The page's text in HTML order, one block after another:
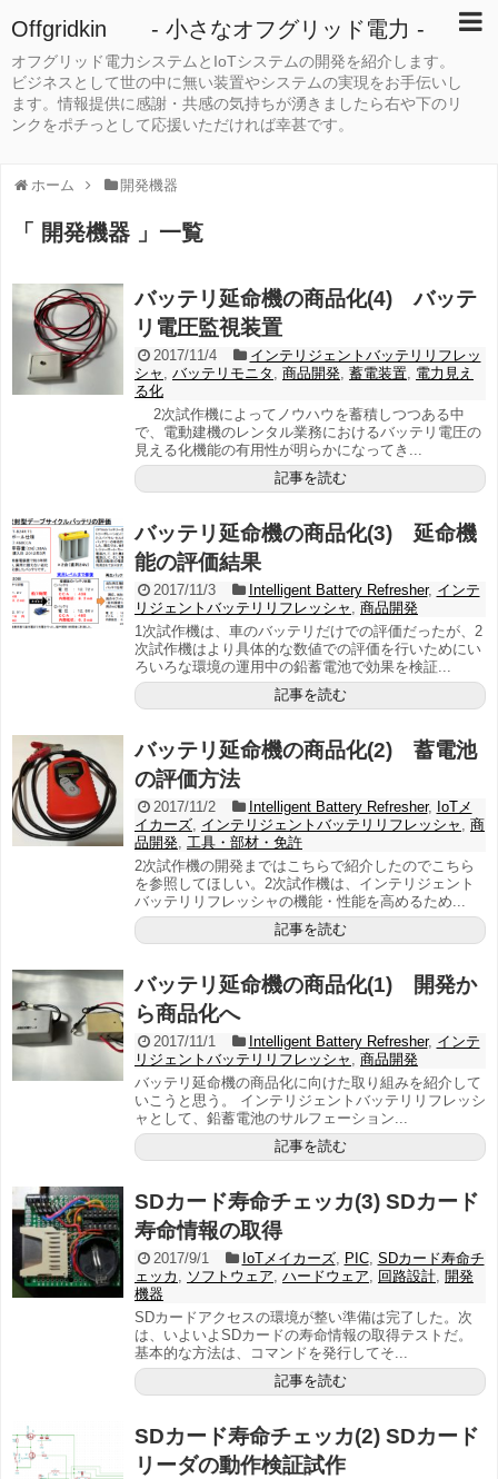
Offgridkin - 小さなオフグリッド電力 -
オフグリッド電力システムとIoTシステムの開発を紹介します。
ビジネスとして世の中に無い装置やシステムの実現をお手伝いし
ます。情報提供に感謝・共感の気持ちが湧きましたら右や下のリ
ンクをポチっとして応援いただければ幸甚です。
ホーム 開発機器
「 開発機器 」一覧
バッテリ延命機の商品化(4) バッテ
リ電圧監視装置
2017/11/4
インテリジェントバッテリリフレッ
シャ , バッテリモニタ , 商品開発, 蓄電装置, 電力見え
る化
2次試作機によってノウハウを蓄積しつつある中
で、電動建機のレンタル業務におけるバッテリ電圧の
見える化機能の有用性が明らかになってき...
記事を読む
バッテリ延命機の商品化(3) 延命機
能の評価結果
2017/11/3 Intelligent Battery Refresher, インテ
リジェントバッテリリフレッシャ , 商品開発
1次試作機は、車のバッテリだけでの評価だったが、2
次試作機はより具体的な数値での評価を行いためにい
ろいろな環境の運用中の鉛蓄電池で効果を検証...
記事を読む
バッテリ延命機の商品化(2) 蓄電池
の評価方法
2017/11/2 Intelligent Battery Refresher, IoTメ
イカーズ, インテリジェントバッテリリフレッシャ , 商
品開発, 工具・部材・免許
2次試作機の開発まではこちらで紹介したのでこちら
を参照してほしい。2次試作機は、インテリジェント
バッテリリフレッシャの機能・性能を高めるため...
記事を読む
バッテリ延命機の商品化(1) 開発か
ら商品化へ
2017/11/1 Intelligent Battery Refresher, インテ
リジェントバッテリリフレッシャ , 商品開発
バッテリ延命機の商品化に向けた取り組みを紹介して
いこうと思う。 インテリジェントバッテリリフレッシ
ャとして、鉛蓄電池のサルフェーション...
記事を読む
SDカード寿命チェッカ(3) SDカード
寿命情報の取得
2017/9/1 IoTメイカーズ, PIC, SDカード寿命チ
ェッカ , ソフトウェア, ハードウェア, 回路設計, 開発
機器
SDカードアクセスの環境が整い準備は完了した。次
は、いよいよSDカードの寿命情報の取得テストだ。
基本的な方法は、コマンドを発行してそ...
記事を読む
SDカード寿命チェッカ(2) SDカード
リーダの動作検証試作